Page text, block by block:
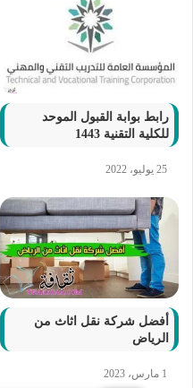
رابط بوابة القبول الموحد
للكلية التقنية 1443
25 يوليو، 2022
أفضل شركة نقل اثاث من
الرياض
1 مارس، 2023